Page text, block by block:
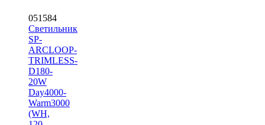
051584
Светильник
SP-
ARCLOOP-
TRIMLESS-
D180-
20W
Day4000-
Warm3000
(WH,